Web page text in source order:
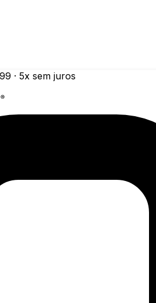
· 5x sem juros
da coleção atual